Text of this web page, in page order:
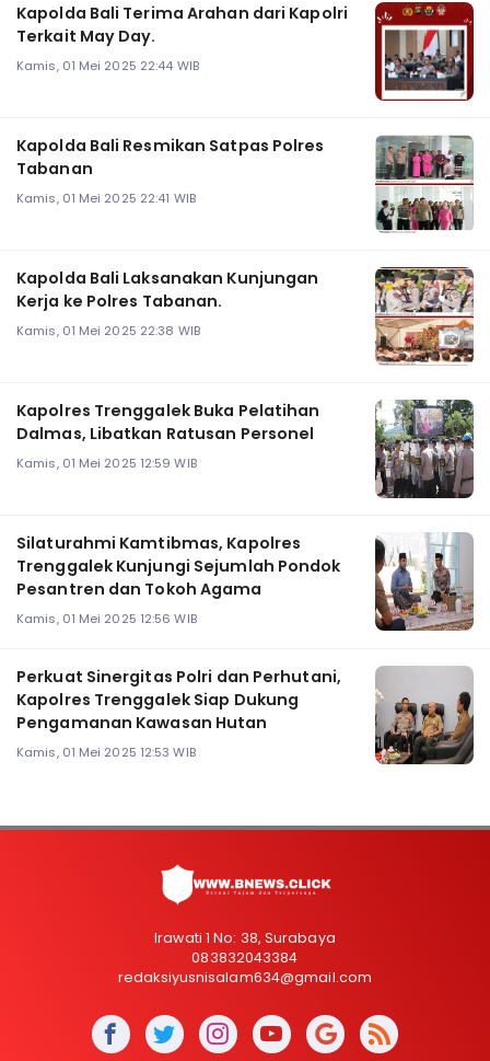
Kapolda Bali Terima Arahan dari Kapolri
Terkait May Day.
Kamis, 01 Mei 2025 22:44 WIB
Kapolda Bali Resmikan Satpas Polres
Tabanan
Kamis, 01 Mei 2025 22:41 WIB
Kapolda Bali Laksanakan Kunjungan
Kerja ke Polres Tabanan.
Kamis, 01 Mei 2025 22:38 WIB
Kapolres Trenggalek Buka Pelatihan
Dalmas, Libatkan Ratusan Personel
Kamis, 01 Mei 2025 12:59 WIB
Silaturahmi Kamtibmas, Kapolres
Trenggalek Kunjungi Sejumlah Pondok
Pesantren dan Tokoh Agama
Kamis, 01 Mei 2025 12:56 WIB
Perkuat Sinergitas Polri dan Perhutani,
Kapolres Trenggalek Siap Dukung
Pengamanan Kawasan Hutan
Kamis, 01 Mei 2025 12:53 WIB
Irawati 1 No: 38, Surabaya
083832043384
redaksiyusnisalam634@gmail.com